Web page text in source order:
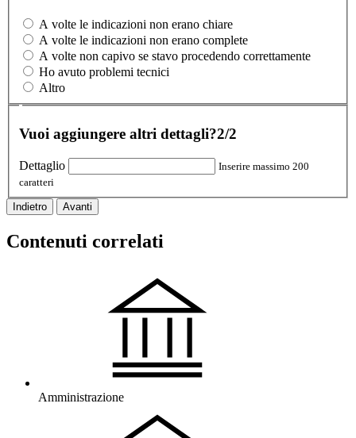
A volte le indicazioni non erano chiare
A volte le indicazioni non erano complete
A volte non capivo se stavo procedendo correttamente
Ho avuto problemi tecnici
Altro
Vuoi aggiungere altri dettagli?2/2
Dettaglio
Inserire massimo 200
caratteri
Indietro Avanti
Contenuti correlati
Amministrazione